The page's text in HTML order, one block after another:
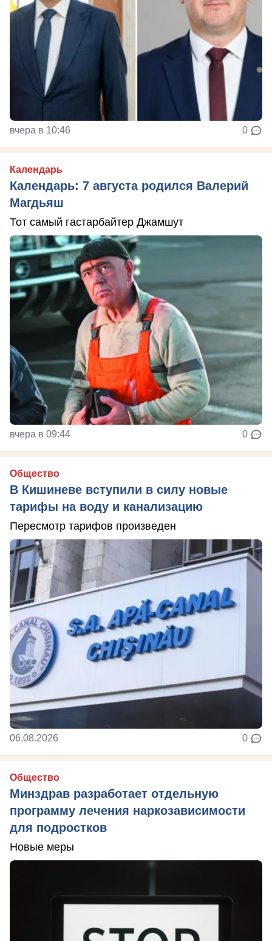
вчера в 10:46 0
Календарь
Календарь: 7 августа родился Валерий
Магдьяш
Тот самый гастарбайтер Джамшут
вчера в 09:44 0
Общество
В Кишиневе вступили в силу новые
тарифы на воду и канализацию
Пересмотр тарифов произведен
06.08.2026 0
Общество
Минздрав разработает отдельную
программу лечения наркозависимости
для подростков
Новые меры